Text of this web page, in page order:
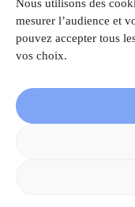
Nous utilisons des
mesurer l’audience et
pouvez accepter tous
vos choix.
L-3911 Mondercange
Nascht •